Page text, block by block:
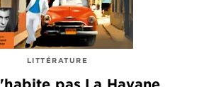
LITTÉRATURE